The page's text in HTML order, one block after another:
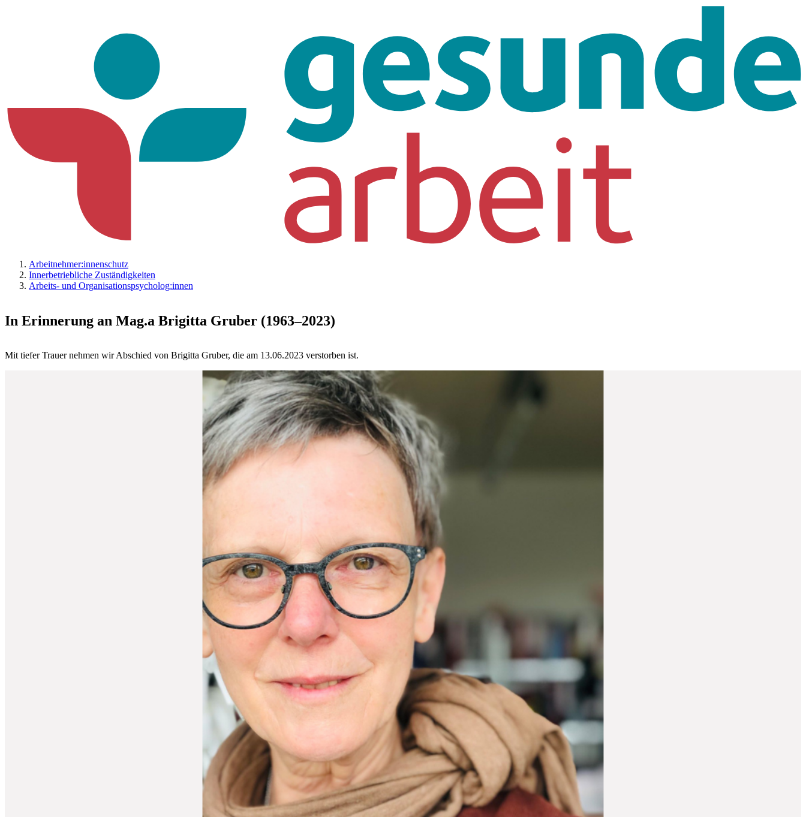
Arbeitnehmer:innenschutz
Innerbetriebliche Zuständigkeiten
Arbeits- und Organisationspsycholog:innen
In Erinnerung an Mag.a Brigitta Gruber (1963–2023)
Mit tiefer Trauer nehmen wir Abschied von Brigitta Gruber, die am 13.06.2023 verstorben ist.